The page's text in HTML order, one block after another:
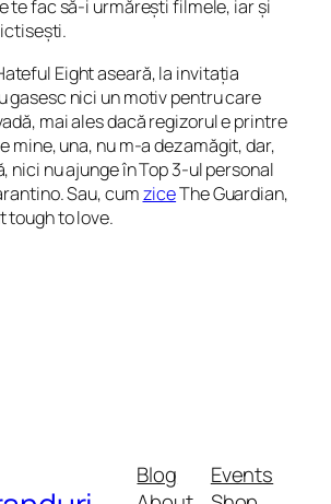
te fac să-i urmărești filmele, iar și
Eight aseară, la invitația
gasesc nici un motiv pentru care
mai ales dacă regizorul e printre
mine, una, nu m-a dezamăgit, dar,
nici nu ajunge în Top 3-ul personal
Sau, cumziceThe Guardian,
tough to love.
Blog
Events